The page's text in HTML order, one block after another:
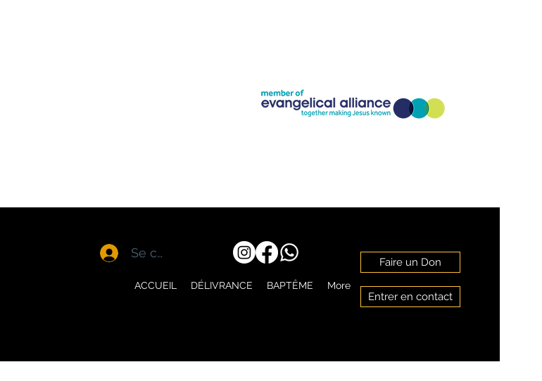
Se connecter
ACCUEIL DÉLIVRANCE BAPTÊME More
Faire un Don
Entrer en contact